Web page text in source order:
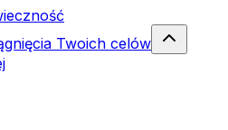
Twoich celów